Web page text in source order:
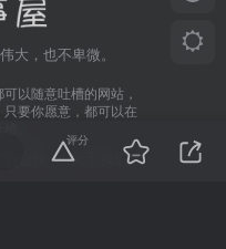
大，也不卑微。
以随意吐槽的网站，
要你愿意，都可以在
关于我们
评分